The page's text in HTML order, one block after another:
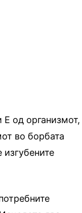
од организмот,
во борбата